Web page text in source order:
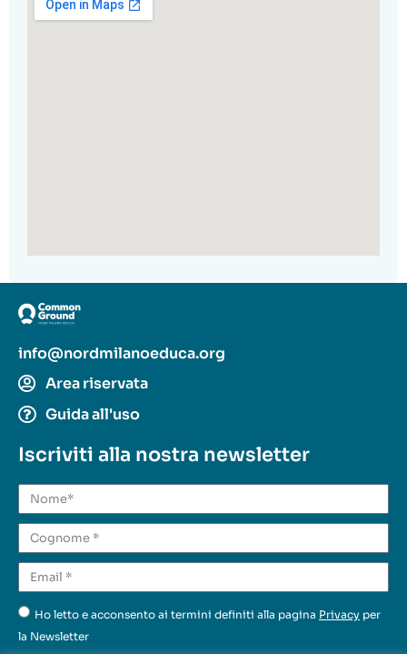
info@nordmilanoeduca.org
Area riservata
Guida all'uso
Iscriviti alla nostra newsletter
Ho letto e acconsento ai termini definiti alla pagina Privacy per
la Newsletter